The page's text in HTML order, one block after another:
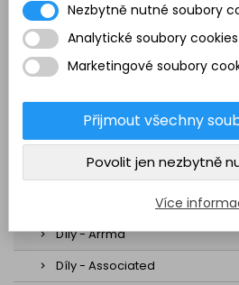
RC AUTA
Sestavená auta elektro
Stavebnice aut elektro
Auta na spalovací motor
Náhradní díly
Díly - Arrma
Díly - Associated
Nezbytně nutné soubory
Analytické soubory cookies
Marketingové soubory
Přijmout všechny
Povolit jen nezbytně
Více